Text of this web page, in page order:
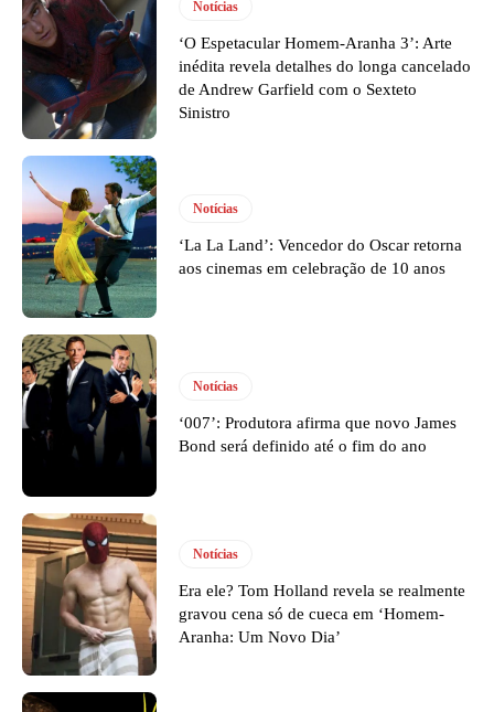
Notícias
‘O Espetacular Homem-Aranha 3’: Arte
inédita revela detalhes do longa cancelado
de Andrew Garfield com o Sexteto
Sinistro
Notícias
‘La La Land’: Vencedor do Oscar retorna
aos cinemas em celebração de 10 anos
Notícias
‘007’: Produtora afirma que novo James
Bond será definido até o fim do ano
Notícias
Era ele? Tom Holland revela se realmente
gravou cena só de cueca em ‘Homem-
Aranha: Um Novo Dia’